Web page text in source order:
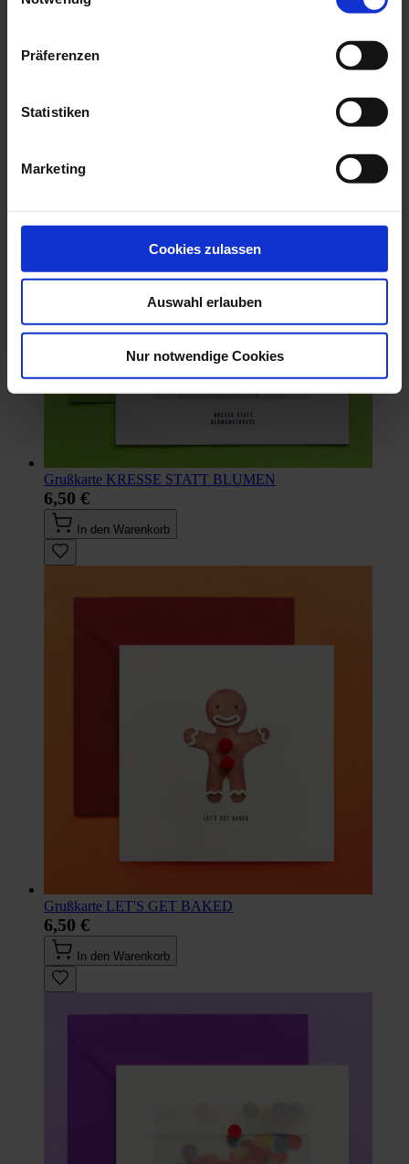
Präferenzen
Statistiken
Marketing
Cookies zulassen
Auswahl erlauben
Nur notwendige Cookies
Grußkarte JINGLE ALL THE WAY
Grußkarte KRESSE STATT BLUMEN
6,50 €
In den Warenkorb
Grußkarte LET'S GET BAKED
6,50 €
In den Warenkorb